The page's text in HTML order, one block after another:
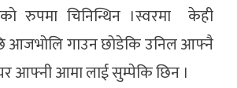
रुपमा चिनिन्थिन ।स्वरमा केही
आजभाेलि गाउन छाेडेकि उनिल आफ्नै
आफ्नी आमा लाई सुम्पेकि छिन ।